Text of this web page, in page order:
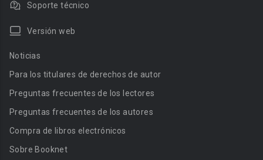
Soporte técnico
Versión web
Noticias
Para los titulares de derechos de autor
Preguntas frecuentes de los lectores
Preguntas frecuentes de los autores
Compra de libros electrónicos
Sobre Booknet